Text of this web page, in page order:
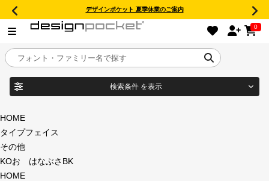
デザインポケット 夏季休業のご案内
0
目的別フォントガイド
特集
おすすめ
検索条件 を表示
商品名
HOME
タイプフェイス
その他
KOおゝはなぶさBK
HOME